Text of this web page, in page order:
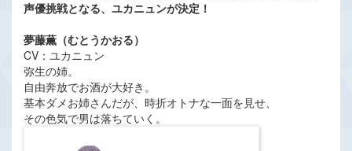
声優挑戦となる、ユカニュンが決定！
夢藤薫（むとうかおる）
CV：ユカニュン
弥生の姉。
自由奔放でお酒が大好き。
基本ダメお姉さんだが、時折オトナな一面を見せ、
その色気で男は落ちていく。